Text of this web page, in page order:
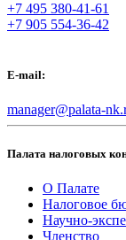
+7 495 380-41-61
+7 905 554-36-42
E-mail:
manager@palata-
Палата налоговых
О Палате
Налоговое
Научно-
Членство